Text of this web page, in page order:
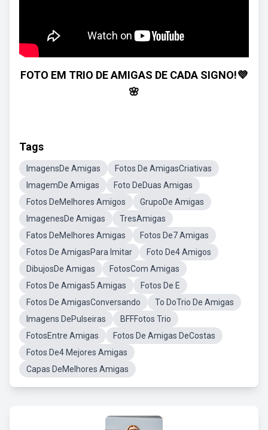
FOTO EM TRIO DE AMIGAS DE CADA SIGNO!💜
🌸
Tags
ImagensDe Amigas
Fotos De AmigasCriativas
ImagemDe Amigas
Foto DeDuas Amigas
Fotos DeMelhores Amigos
GrupoDe Amigas
ImagenesDe Amigas
TresAmigas
Fatos DeMelhores Amigas
Fotos De7 Amigas
Fotos De AmigasPara Imitar
Foto De4 Amigos
DibujosDe Amigas
FotosCom Amigas
Fotos De Amigas5 Amigas
Fotos De E
Fotos De AmigasConversando
To DoTrio De Amigas
Imagens DePulseiras
BFFFotos Trio
FotosEntre Amigas
Fotos De Amigas DeCostas
Fotos De4 Mejores Amigas
Capas DeMelhores Amigas